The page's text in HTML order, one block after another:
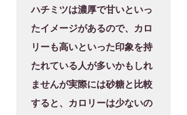
ハチミツは濃厚で甘いといっ
たイメージがあるので、カロ
リーも高いといった印象を持
たれている人が多いかもしれ
ませんが実際には砂糖と比較
すると、カロリーは少ないの